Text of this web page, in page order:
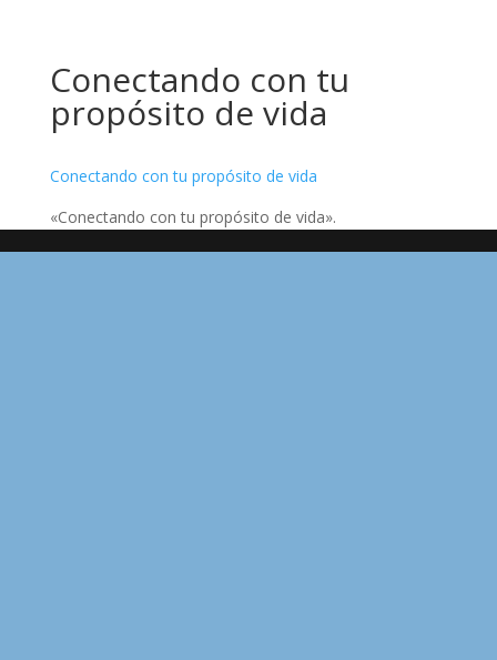
Conectando con tu
propósito de vida
Conectando con tu propósito de vida
«Conectando con tu propósito de vida».